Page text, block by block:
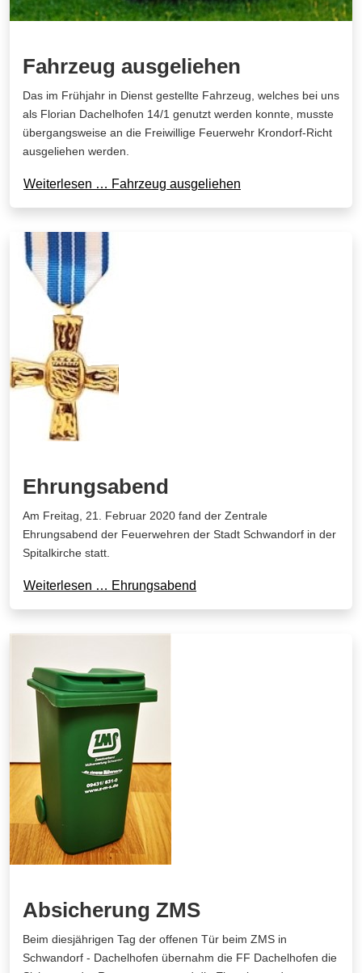
Fahrzeug ausgeliehen
Das im Frühjahr in Dienst gestellte Fahrzeug, welches bei uns
als Florian Dachelhofen 14/1 genutzt werden konnte, musste
übergangsweise an die Freiwillige Feuerwehr Krondorf-Richt
ausgeliehen werden.
Weiterlesen … Fahrzeug ausgeliehen
Ehrungsabend
Am Freitag, 21. Februar 2020 fand der Zentrale
Ehrungsabend der Feuerwehren der Stadt Schwandorf in der
Spitalkirche statt.
Weiterlesen … Ehrungsabend
Absicherung ZMS
Beim diesjährigen Tag der offenen Tür beim ZMS in
Schwandorf - Dachelhofen übernahm die FF Dachelhofen die